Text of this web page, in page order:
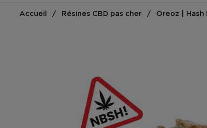
Accueil / Résines CBD pas cher / Oreoz | Hash